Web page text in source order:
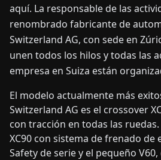
CONTÁCTENOS
aquí. La responsable de las
renombrado fabricante de
Switzerland AG, con sede en
unen todos los hilos y todas las
empresa en Suiza están
El modelo actualmente más
Switzerland AG es el crossover
con tracción en todas las
XC90 con sistema de frenado de
Safety de serie y el pequeño